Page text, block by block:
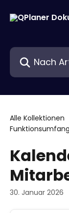
Nach Artikeln
Alle Kollektionen
Funktionsumfang
30. Januar 2026